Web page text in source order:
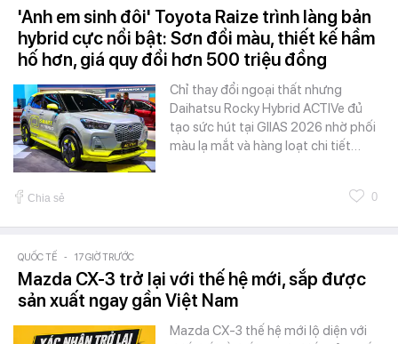
'Anh em sinh đôi' Toyota Raize trình làng bản
hybrid cực nổi bật: Sơn đổi màu, thiết kế hầm
hố hơn, giá quy đổi hơn 500 triệu đồng
Chỉ thay đổi ngoại thất nhưng
Daihatsu Rocky Hybrid ACTIVe đủ
tạo sức hút tại GIIAS 2026 nhờ phối
màu lạ mắt và hàng loạt chi tiết…
Chia sẻ 0
QUỐC TẾ - 17 GIỜ TRƯỚC
Mazda CX-3 trở lại với thế hệ mới, sắp được
sản xuất ngay gần Việt Nam
Mazda CX-3 thế hệ mới lộ diện với